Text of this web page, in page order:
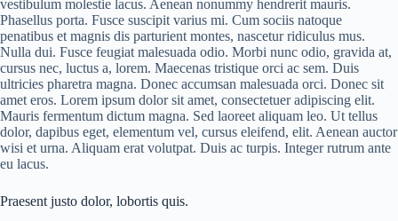
vestibulum molestie lacus. Aenean nonummy hendrerit mauris.
Phasellus porta. Fusce suscipit varius mi. Cum sociis natoque
penatibus et magnis dis parturient montes, nascetur ridiculus mus.
Nulla dui. Fusce feugiat malesuada odio. Morbi nunc odio, gravida at,
cursus nec, luctus a, lorem. Maecenas tristique orci ac sem. Duis
ultricies pharetra magna. Donec accumsan malesuada orci. Donec sit
amet eros. Lorem ipsum dolor sit amet, consectetuer adipiscing elit.
Mauris fermentum dictum magna. Sed laoreet aliquam leo. Ut tellus
dolor, dapibus eget, elementum vel, cursus eleifend, elit. Aenean auctor
wisi et urna. Aliquam erat volutpat. Duis ac turpis. Integer rutrum ante
eu lacus.
Praesent justo dolor, lobortis quis.